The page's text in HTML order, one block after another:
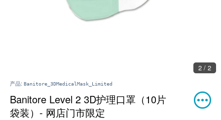
2 / 2
产品: Banitore_3DMedicalMask_Limited
Banitore Level 2 3D护理口罩（10片
袋装）- 网店门市限定